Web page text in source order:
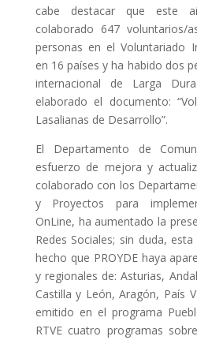
cabe destacar que este
colaborado 647 voluntarios/
personas en el Voluntariado
en 16 países y ha habido dos
internacional de Larga
elaborado el documento:
Lasalianas de Desarrollo”.
El Departamento de
esfuerzo de mejora y
colaborado con los
y Proyectos para
OnLine, ha aumentado la
Redes Sociales; sin duda,
hecho que PROYDE haya
y regionales de: Asturias,
Castilla y León, Aragón, País
emitido en el programa
RTVE cuatro programas